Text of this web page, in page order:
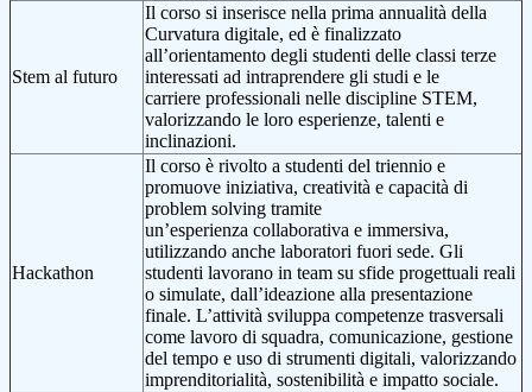
Stem al futuro
Il corso si inserisce nella prima annualità della
Curvatura digitale, ed è finalizzato
all’orientamento degli studenti delle classi terze
interessati ad intraprendere gli studi e le
carriere professionali nelle discipline STEM,
valorizzando le loro esperienze, talenti e
inclinazioni.
Hackathon
Il corso è rivolto a studenti del triennio e
promuove iniziativa, creatività e capacità di
problem solving tramite
un’esperienza collaborativa e immersiva,
utilizzando anche laboratori fuori sede. Gli
studenti lavorano in team su sfide progettuali reali
o simulate, dall’ideazione alla presentazione
finale. L’attività sviluppa competenze trasversali
come lavoro di squadra, comunicazione, gestione
del tempo e uso di strumenti digitali, valorizzando
imprenditorialità, sostenibilità e impatto sociale.